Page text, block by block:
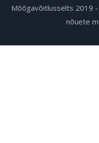
Mõõgavõitlusselts 2019
nõuete